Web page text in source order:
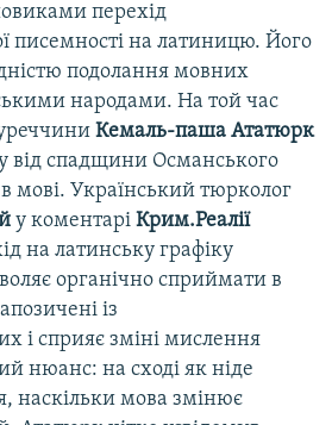
перехід
писемності на латиницю. Його
подолання мовних
народами. На той час
Кемаль-паша Ататюрк
від спадщини Османського
в мові. Український тюрколог
у коментарі Крим.Реалії
на латинську графіку
органічно сприймати в
із
і сприяє зміні мислення
нюанс: на сході як ніде
наскільки мова змінює